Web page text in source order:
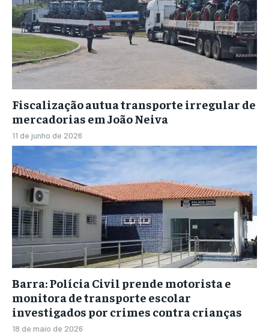
Fiscalização autua transporte irregular de
mercadorias em João Neiva
11 de junho de 2026
Barra: Polícia Civil prende motorista e
monitora de transporte escolar
investigados por crimes contra crianças
18 de maio de 2026